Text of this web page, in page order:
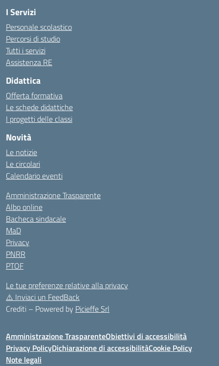
I Servizi
Personale scolastico
Percorsi di studio
Tutti i servizi
Assistenza RE
Didattica
Offerta formativa
Le schede didattiche
I progetti delle classi
Novità
Le notizie
Le circolari
Calendario eventi
Amministrazione Trasparente
Albo online
Bacheca sindacale
MaD
Privacy
PNRR
PTOF
Le tue preferenze relative alla privacy
⚠️ Inviaci un FeedBack
Crediti – Powered by Picieffe Srl
Amministrazione TrasparenteObiettivi di accessibilità
Privacy PolicyDichiarazione di accessibilitàCookie Policy
Note legali